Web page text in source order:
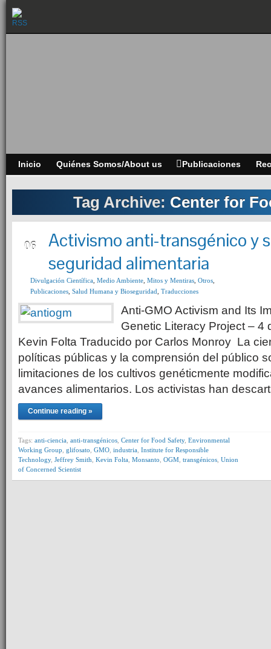
Inicio Quiénes Somos/About us Publicaciones
Tag Archive: Center for
06
Activismo anti-transgénico y
seguridad alimentaria
Divulgación Científica Medio Ambiente Mitos y Mentiras Otros
Publicaciones Salud Humana y Bioseguridad Traducciones
Anti-GMO Activism and Its
Genetic Literacy Project – 4
Kevin Folta Traducido por Carlos Monroy La
políticas públicas y la comprensión del público
limitaciones de los cultivos genéticmente
avances alimentarios. Los activistas han
Continue reading »
Tags: anti-ciencia anti-transgénicos Center for Food Safety, Environmental
Working Group glifosato GMO industria Institute for Responsible
Technology, Jeffrey Smith Kevin Folta Monsanto OGM transgénicos Union
of Concerned Scientist